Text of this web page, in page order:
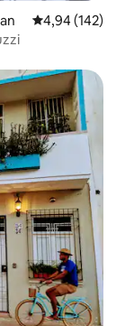
Évaluation
4,94 (142)